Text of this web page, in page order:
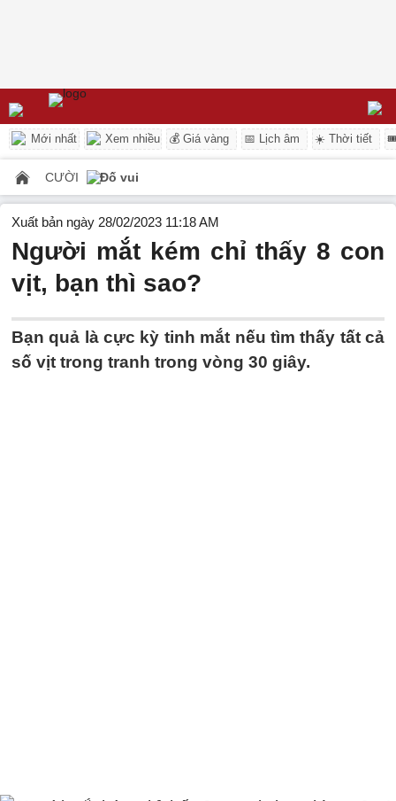
Mới nhất Xem nhiều 💰 Giá vàng 📅 Lịch âm ☀️ Thời tiết
CƯỜI Đố vui
Xuất bản ngày 28/02/2023 11:18 AM
Người mắt kém chỉ thấy 8 con
vịt, bạn thì sao?
Bạn quả là cực kỳ tinh mắt nếu tìm thấy tất cả
số vịt trong tranh trong vòng 30 giây.